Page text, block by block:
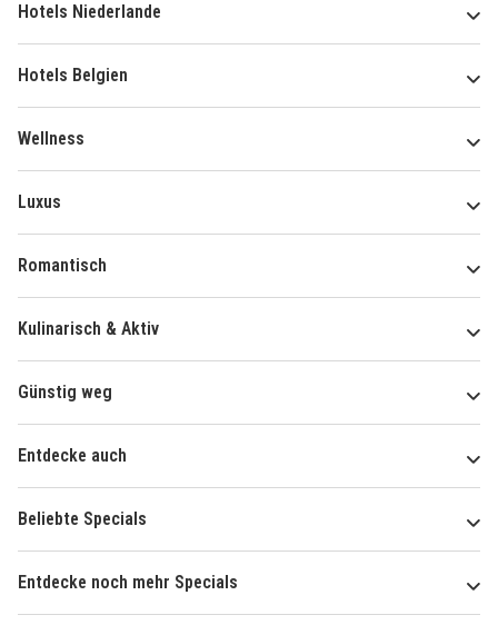
Hotels Niederlande
Hotels Belgien
Wellness
Luxus
Romantisch
Kulinarisch & Aktiv
Günstig weg
Entdecke auch
Beliebte Specials
Entdecke noch mehr Specials